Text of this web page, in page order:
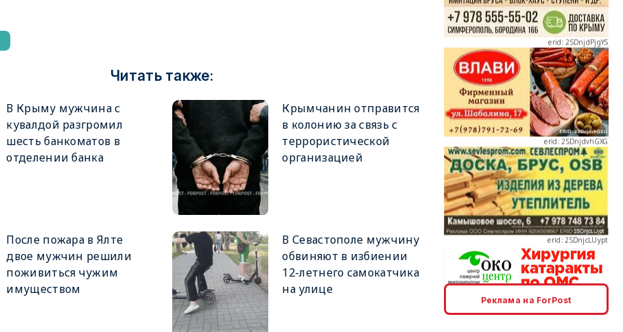
Читать также:
В Крыму мужчина с
кувалдой разгромил
шесть банкоматов в
отделении банка
Крымчанин отправится
в колонию за связь с
террористической
организацией
После пожара в Ялте
двое мужчин решили
поживиться чужим
имуществом
В Севастополе мужчину
обвиняют в избиении
12-летнего самокатчика
на улице
erid: 2SDnjdPjgYS
erid: 2SDnjdvhGXG
erid: 2SDnjcLUypt
erid: 2SDnjcrDNw6
Реклама на ForPost